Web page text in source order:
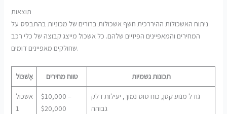
תוצאות
ניתוח האשכולות ההיררכית חשף אשכולות ברורים של מכוניות בהתבסס על
המחירים והמאפיינים הפיזיים שלהם. כל אשכול מייצג קבוצה של כלי רכב
שחולקים מאפיינים דומים.
אֶשׁכּוֹל טווח מחירים תכונות גשמיות
אשכול
1
$10,000 –
$20,000
גודל מנוע קטן, כוח סוס נמוך, יעילות דלק
גבוהה